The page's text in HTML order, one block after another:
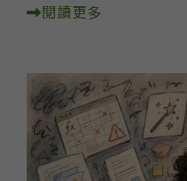
閱讀更多